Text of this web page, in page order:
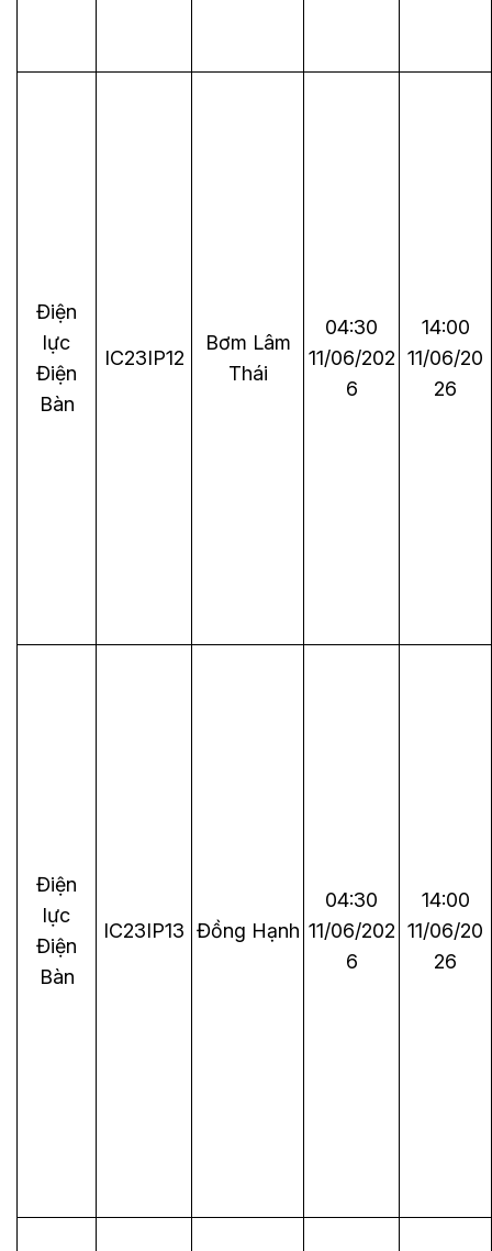
Điện
lực
Điện
Bàn
IC23IP12
Bơm Lâm
Thái
04:30
11/06/202
6
14:00
11/06/20
26
Điện
lực
Điện
Bàn
IC23IP13 Đồng Hạnh
04:30
11/06/202
6
14:00
11/06/20
26